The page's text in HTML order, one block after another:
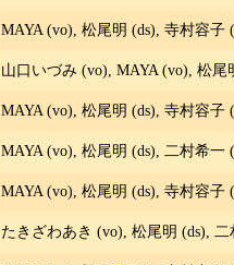
MAYA (vo), 松尾明 (ds), 寺村容子
山口いづみ (vo), MAYA (vo), 松
MAYA (vo), 松尾明 (ds), 寺村容子
MAYA (vo), 松尾明 (ds), 二村希一
MAYA (vo), 松尾明 (ds), 寺村容子
たきざわあき (vo), 松尾明 (ds),